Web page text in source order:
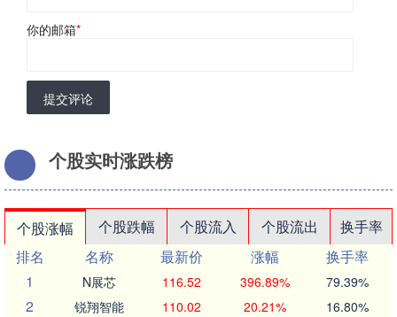
你的邮箱*
提交评论
个股实时涨跌榜
个股涨幅 个股跌幅 个股流入 个股流出
换手率
排名
名称 最新价 涨幅
换手率
1
N展芯 116.52 396.89% 79.39%
2 锐翔智能 110.02 20.21% 16.80%